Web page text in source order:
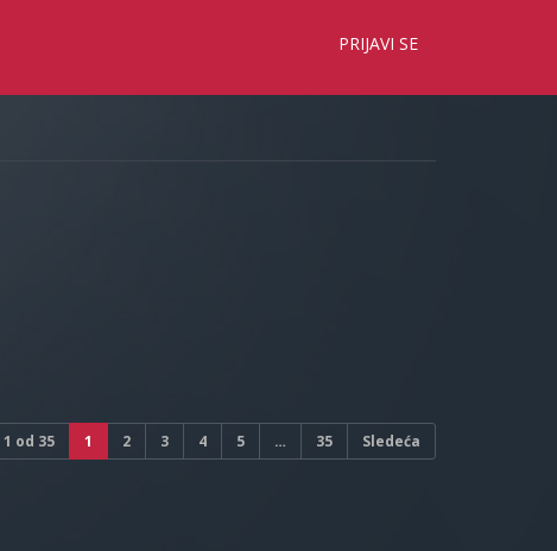
PRIJAVI SE
1 od 35 1 2 3 4 5 … 35 Sledeća